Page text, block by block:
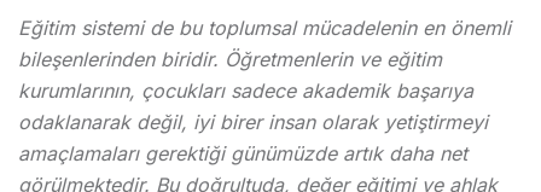
Eğitim sistemi de bu toplumsal mücadelenin en önemli
bileşenlerinden biridir. Öğretmenlerin ve eğitim
kurumlarının, çocukları sadece akademik başarıya
odaklanarak değil, iyi birer insan olarak yetiştirmeyi
amaçlamaları gerektiği günümüzde artık daha net
görülmektedir. Bu doğrultuda, değer eğitimi ve ahlak